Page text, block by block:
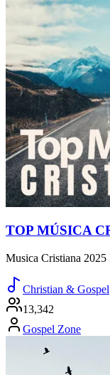
TOP MÚSICA
Musica Cristiana 2025
Christian & Gospel
13,342
Gospel Zone